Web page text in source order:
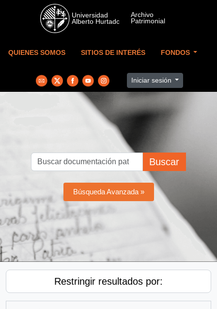
Skip to main content
QUIENES SOMOS SITIOS DE INTERÉS FONDOS
Iniciar sesión
Buscar
Búsqueda Avanzada »
Restringir resultados por: